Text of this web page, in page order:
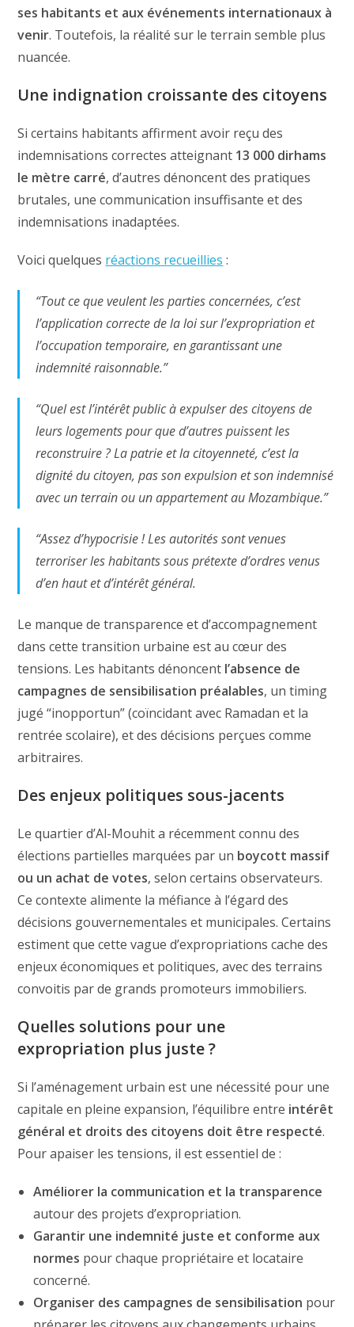
ses habitants et aux événements internationaux à
venir. Toutefois, la réalité sur le terrain semble plus
nuancée.
Une indignation croissante des citoyens
Si certains habitants affirment avoir reçu des
indemnisations correctes atteignant 13 000 dirhams
le mètre carré, d’autres dénoncent des pratiques
brutales, une communication insuffisante et des
indemnisations inadaptées.
Voici quelques réactions recueillies :
“Tout ce que veulent les parties concernées, c’est
l’application correcte de la loi sur l’expropriation et
l’occupation temporaire, en garantissant une
indemnité raisonnable.”
“Quel est l’intérêt public à expulser des citoyens de
leurs logements pour que d’autres puissent les
reconstruire ? La patrie et la citoyenneté, c’est la
dignité du citoyen, pas son expulsion et son indemnisé
avec un terrain ou un appartement au Mozambique.”
“Assez d’hypocrisie ! Les autorités sont venues
terroriser les habitants sous prétexte d’ordres venus
d’en haut et d’intérêt général.
Le manque de transparence et d’accompagnement
dans cette transition urbaine est au cœur des
tensions. Les habitants dénoncent l’absence de
campagnes de sensibilisation préalables, un timing
jugé “inopportun” (coïncidant avec Ramadan et la
rentrée scolaire), et des décisions perçues comme
arbitraires.
Des enjeux politiques sous-jacents
Le quartier d’Al-Mouhit a récemment connu des
élections partielles marquées par un boycott massif
ou un achat de votes, selon certains observateurs.
Ce contexte alimente la méfiance à l’égard des
décisions gouvernementales et municipales. Certains
estiment que cette vague d’expropriations cache des
enjeux économiques et politiques, avec des terrains
convoitis par de grands promoteurs immobiliers.
Quelles solutions pour une
expropriation plus juste ?
Si l’aménagement urbain est une nécessité pour une
capitale en pleine expansion, l’équilibre entre intérêt
général et droits des citoyens doit être respecté.
Pour apaiser les tensions, il est essentiel de :
Améliorer la communication et la transparence
autour des projets d’expropriation.
Garantir une indemnité juste et conforme aux
normes pour chaque propriétaire et locataire
concerné.
Organiser des campagnes de sensibilisation pour